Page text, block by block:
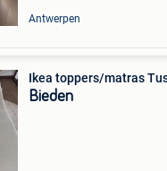
Antwerpen
Ikea toppers/matras
Bieden